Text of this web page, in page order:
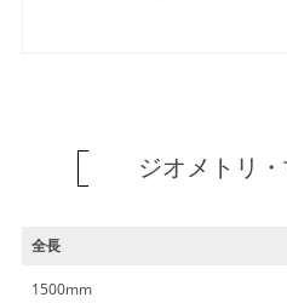
ジオメトリ
全長
1500mm